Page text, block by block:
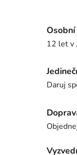
12 let v
Daruj